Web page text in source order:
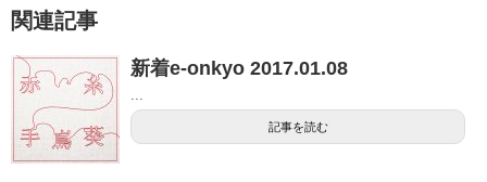
関連記事
新着e-onkyo 2017.01.08
記事を読む